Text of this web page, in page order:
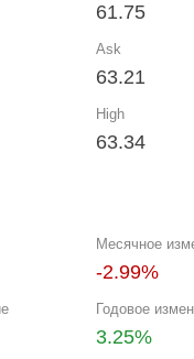
61.75
Ask
63.21
High
63.34
Месячное
-2.99%
Годовое
3.25%